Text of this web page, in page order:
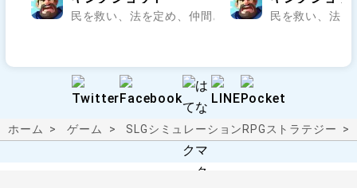
民を救い、法を定め、仲間と乱世の王座を狙え..
民を救い、法
ホーム ゲーム SLGシミュレーションRPG ストラテジー